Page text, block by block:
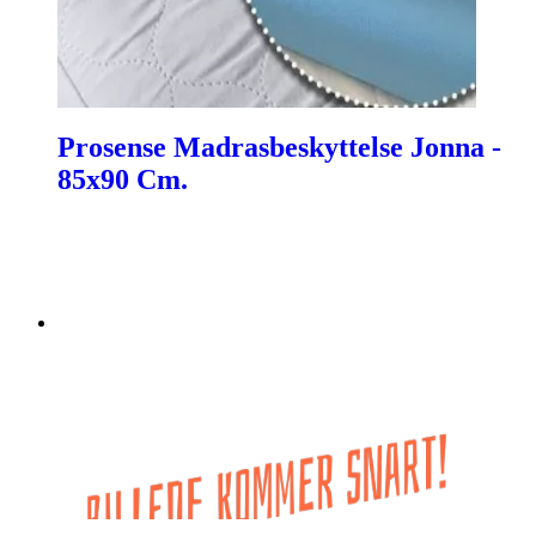
Prosense Madrasbeskyttelse Jonna -
85x90 Cm.